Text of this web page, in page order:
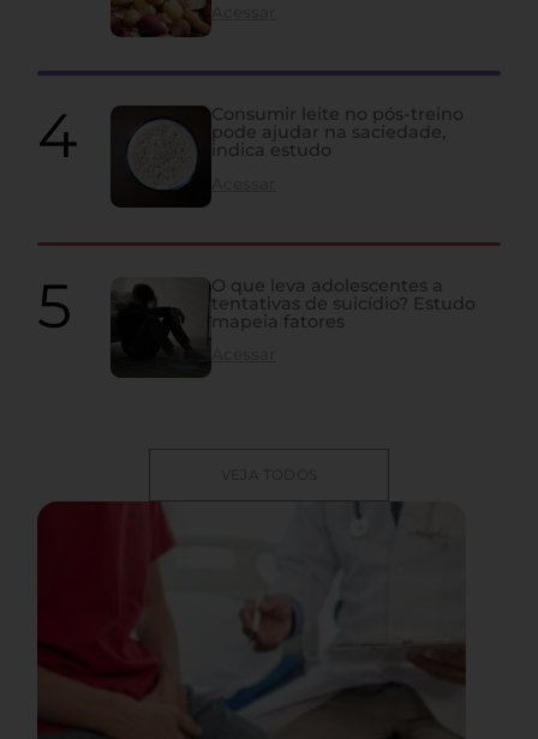
Consumir leite no pós-treino
pode ajudar na saciedade,
indica estudo
O que leva adolescentes a
tentativas de suicídio? Estudo
mapeia fatores
VEJA TODOS